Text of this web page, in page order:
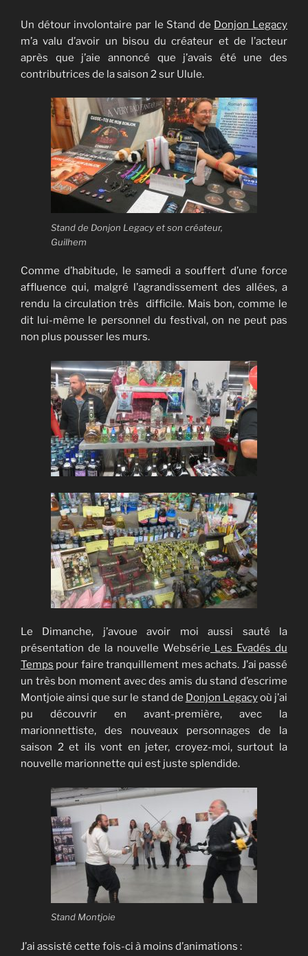
Un détour involontaire par le Stand de Donjon Legacy
m’a valu d’avoir un bisou du créateur et de l’acteur
après que j’aie annoncé que j’avais été une des
contributrices de la saison 2 sur Ulule.
Stand de Donjon Legacy et son créateur,
Guilhem
Comme d’habitude, le samedi a souffert d’une force
affluence qui, malgré l’agrandissement des allées, a
rendu la circulation très difficile. Mais bon, comme le
dit lui-même le personnel du festival, on ne peut pas
non plus pousser les murs.
Le Dimanche, j’avoue avoir moi aussi sauté la
présentation de la nouvelle Websérie Les Evadés du
Temps pour faire tranquillement mes achats. J’ai passé
un très bon moment avec des amis du stand d’escrime
Montjoie ainsi que sur le stand de Donjon Legacyoù j’ai
pu découvrir en avant-première, avec la
marionnettiste, des nouveaux personnages de la
saison 2 et ils vont en jeter, croyez-moi, surtout la
nouvelle marionnette qui est juste splendide.
Stand Montjoie
J’ai assisté cette fois-ci à moins d’animations :